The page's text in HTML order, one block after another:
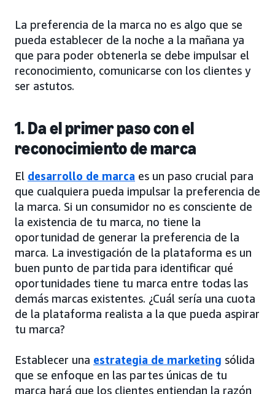
La preferencia de la marca no es algo que se
pueda establecer de la noche a la mañana ya
que para poder obtenerla se debe impulsar el
reconocimiento, comunicarse con los clientes y
ser astutos.
1. Da el primer paso con el
reconocimiento de marca
El desarrollo de marca es un paso crucial para
que cualquiera pueda impulsar la preferencia de
la marca. Si un consumidor no es consciente de
la existencia de tu marca, no tiene la
oportunidad de generar la preferencia de la
marca. La investigación de la plataforma es un
buen punto de partida para identificar qué
oportunidades tiene tu marca entre todas las
demás marcas existentes. ¿Cuál sería una cuota
de la plataforma realista a la que pueda aspirar
tu marca?
Establecer una estrategia de marketing sólida
que se enfoque en las partes únicas de tu
marca hará que los clientes entiendan la razón